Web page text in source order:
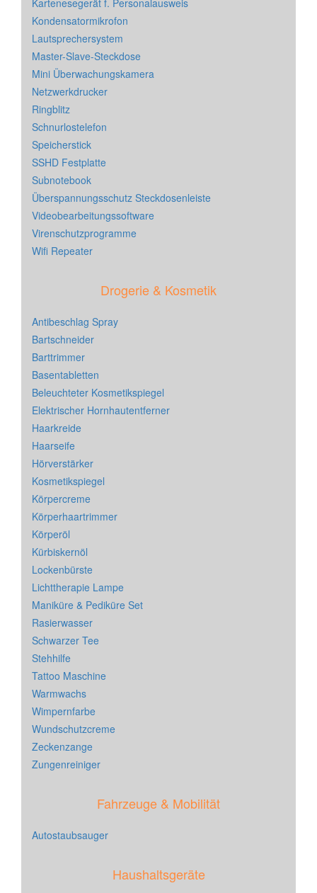
Kartenesegerät f. Personalausweis
Kondensatormikrofon
Lautsprechersystem
Master-Slave-Steckdose
Mini Überwachungskamera
Netzwerkdrucker
Ringblitz
Schnurlostelefon
Speicherstick
SSHD Festplatte
Subnotebook
Überspannungsschutz Steckdosenleiste
Videobearbeitungssoftware
Virenschutzprogramme
Wifi Repeater
Drogerie & Kosmetik
Antibeschlag Spray
Bartschneider
Barttrimmer
Basentabletten
Beleuchteter Kosmetikspiegel
Elektrischer Hornhautentferner
Haarkreide
Haarseife
Hörverstärker
Kosmetikspiegel
Körpercreme
Körperhaartrimmer
Körperöl
Kürbiskernöl
Lockenbürste
Lichttherapie Lampe
Maniküre & Pediküre Set
Rasierwasser
Schwarzer Tee
Stehhilfe
Tattoo Maschine
Warmwachs
Wimpernfarbe
Wundschutzcreme
Zeckenzange
Zungenreiniger
Fahrzeuge & Mobilität
Autostaubsauger
Haushaltsgeräte